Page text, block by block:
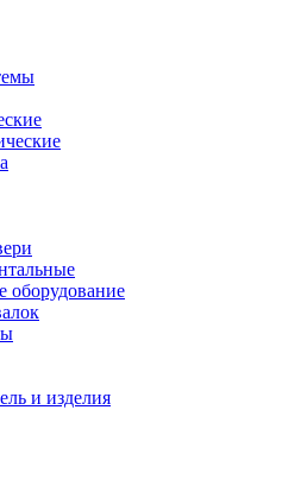
оборудование
и изделия